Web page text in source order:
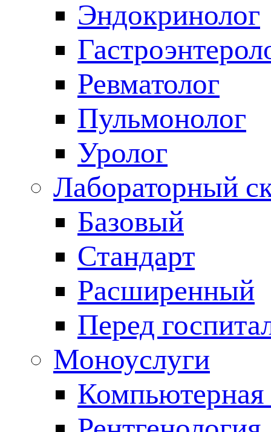
Эндокринолог
Ревматолог
Пульмонолог
Уролог
Лабораторный
Базовый
Стандарт
Расширенный
Перед
Моноуслуги